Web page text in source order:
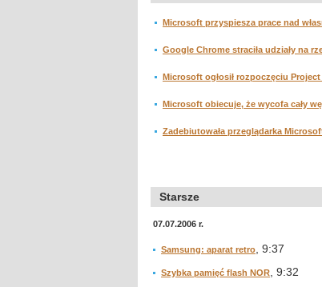
Microsoft przyspiesza prace nad
Google Chrome straciła udziały na
Microsoft ogłosił rozpoczęciu Project
Microsoft obiecuje, że wycofa cały
Zadebiutowała przeglądarka
Starsze
07.07.2006 r.
Samsung: aparat retro , 9:37
Szybka pamięć flash NOR , 9:32